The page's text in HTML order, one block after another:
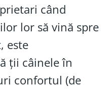
când
lor să vină spre
este
ții câinele în
confortul (de